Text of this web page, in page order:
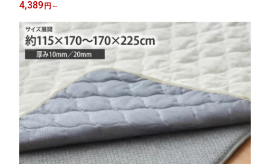
ホットカーペット ラグ オールシーズン 130×185〜185×280 ニッ
セン nissen
4,389 円 ～